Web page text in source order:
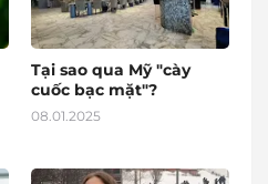
Tại sao qua Mỹ "cày
cuốc bạc mặt"?
08.01.2025